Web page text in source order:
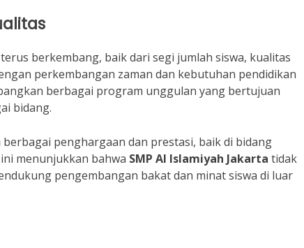
terus berkembang, baik dari segi jumlah siswa, kualitas
perkembangan zaman dan kebutuhan pendidikan
berbagai program unggulan yang bertujuan
bidang.
penghargaan dan prestasi, baik di bidang
menunjukkan bahwa SMP Al Islamiyah Jakarta tidak
pengembangan bakat dan minat siswa di luar